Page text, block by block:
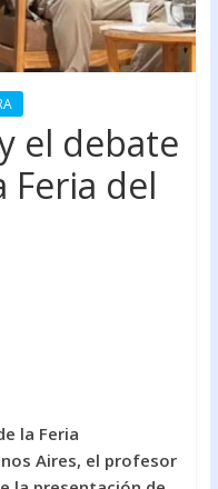
el debate
Feria del
la Feria
Aires, el profesor